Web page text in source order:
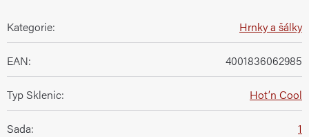
Kategorie: Hrnky a šálky
EAN: 4001836062985
Typ Sklenic: Hot’n Cool
Sada: 1